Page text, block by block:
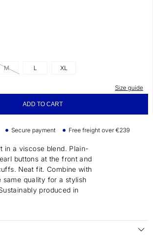
M L XL
Size guide
ADD TO CART
Secure payment Free freight over €239
in a viscose blend. Plain-
buttons at the front and
Neat fit. Combine with
same quality for a stylish
produced in